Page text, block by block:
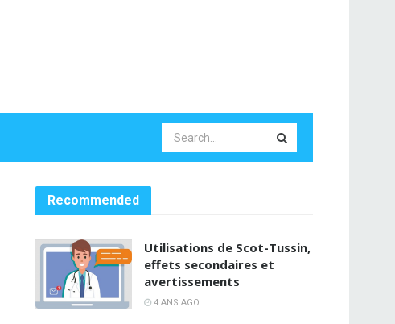
Recommended
Utilisations de Scot-Tussin,
effets secondaires et
avertissements
4 ANS AGO